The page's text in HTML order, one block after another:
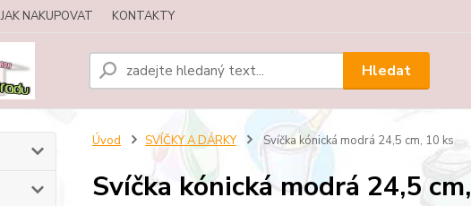
JAK NAKUPOVAT KONTAKTY
Hledat
Úvod SVÍČKY A DÁRKY Svíčka kónická modrá 24,5 cm, 10 ks
Svíčka kónická modrá 24,5